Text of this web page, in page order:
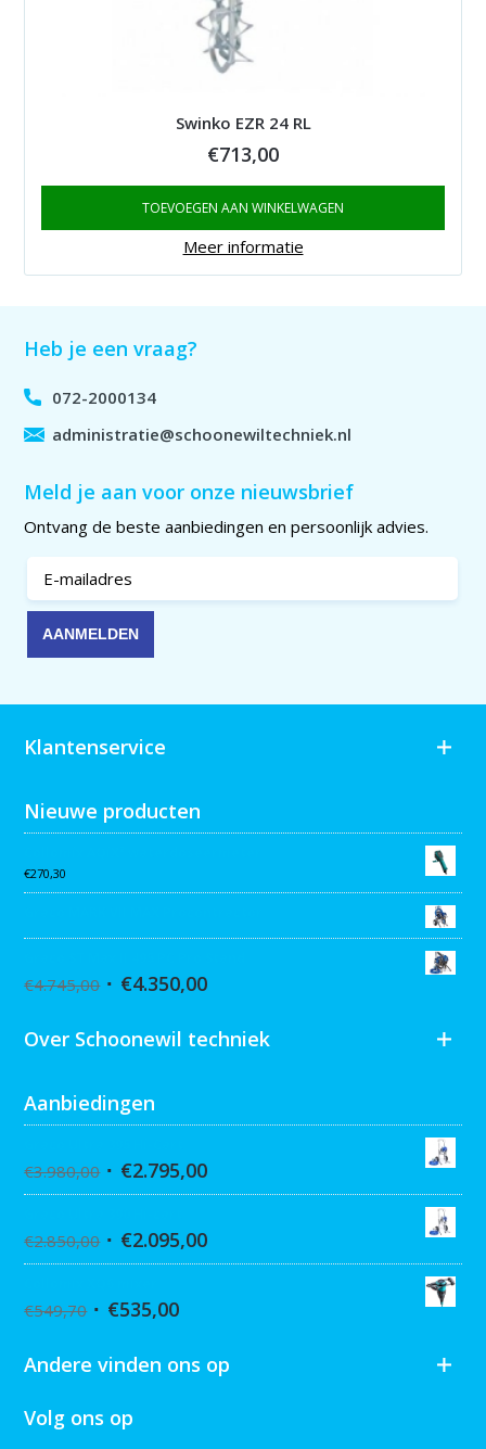
Swinko EZR 24 RL
€713,00
TOEVOEGEN AAN WINKELWAGEN
Meer informatie
Heb je een vraag?
072-2000134
administratie@schoonewiltechniek.nl
Meld je aan voor onze nieuwsbrief
Ontvang de beste aanbiedingen en persoonlijk advies.
Klantenservice
Nieuwe producten
€270,30
€4.745,00 €4.350,00
Over Schoonewil techniek
Aanbiedingen
€3.980,00 €2.795,00
€2.850,00 €2.095,00
€549,70 €535,00
Andere vinden ons op
Volg ons op